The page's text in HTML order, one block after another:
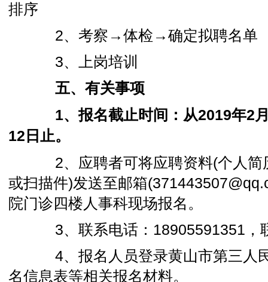
排序
2、考察→体检→确定拟聘名单
3、上岗培训
五、有关事项
1、报名截止时间：从2019年2
12日止。
2、应聘者可将应聘资料(个人简
或扫描件)发送至邮箱
院门诊四楼人事科现场报名。
3、联系电话：18905591351，
4、报名人员登录黄山市第三人
名信息表等相关报名材料。